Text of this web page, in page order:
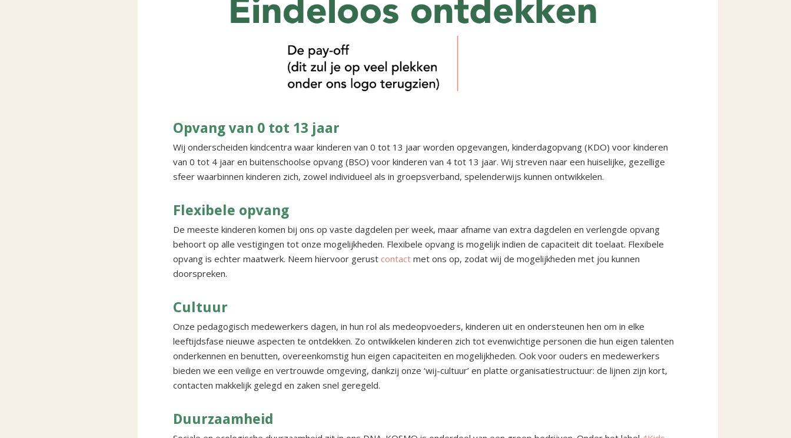
Opvang van 0 tot 13 jaar
Wij onderscheiden kindcentra waar kinderen van 0 tot 13 jaar worden opgevangen, kinderdagopvang (KDO) voor kinderen
van 0 tot 4 jaar en buitenschoolse opvang (BSO) voor kinderen van 4 tot 13 jaar. Wij streven naar een huiselijke, gezellige
sfeer waarbinnen kinderen zich, zowel individueel als in groepsverband, spelenderwijs kunnen ontwikkelen.
Flexibele opvang
De meeste kinderen komen bij ons op vaste dagdelen per week, maar afname van extra dagdelen en verlengde opvang
behoort op alle vestigingen tot onze mogelijkheden. Flexibele opvang is mogelijk indien de capaciteit dit toelaat. Flexibele
opvang is echter maatwerk. Neem hiervoor gerust contact met ons op, zodat wij de mogelijkheden met jou kunnen
doorspreken.
Cultuur
Onze pedagogisch medewerkers dagen, in hun rol als medeopvoeders, kinderen uit en ondersteunen hen om in elke
leeftijdsfase nieuwe aspecten te ontdekken. Zo ontwikkelen kinderen zich tot evenwichtige personen die hun eigen talenten
onderkennen en benutten, overeenkomstig hun eigen capaciteiten en mogelijkheden. Ook voor ouders en medewerkers
bieden we een veilige en vertrouwde omgeving, dankzij onze ‘wij-cultuur’ en platte organisatiestructuur: de lijnen zijn kort,
contacten makkelijk gelegd en zaken snel geregeld.
Duurzaamheid